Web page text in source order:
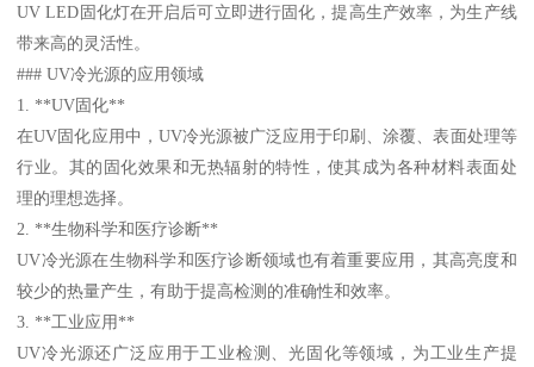
UV LED固化灯在开启后可立即进行固化，提高生产效率，为生产线
带来高的灵活性。
### UV冷光源的应用领域
1. **UV固化**
在UV固化应用中，UV冷光源被广泛应用于印刷、涂覆、表面处理等
行业。其的固化效果和无热辐射的特性，使其成为各种材料表面处
理的理想选择。
2. **生物科学和医疗诊断**
UV冷光源在生物科学和医疗诊断领域也有着重要应用，其高亮度和
较少的热量产生，有助于提高检测的准确性和效率。
3. **工业应用**
UV冷光源还广泛应用于工业检测、光固化等领域，为工业生产提